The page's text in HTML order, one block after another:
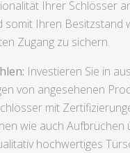
Ihrer Schlösser
somit Ihren Besitzstand
Zugang zu sichern.
Investieren Sie in
von angesehenen
mit
wie auch Aufbrüchen
hochwertiges